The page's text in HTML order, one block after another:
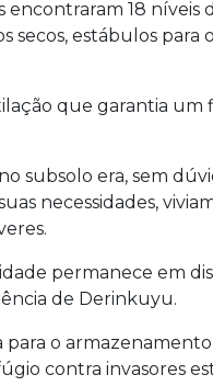
18 níveis
estábulos para
que garantia um
subsolo era, sem
necessidades,
permanece em
de Derinkuyu.
o
contra invasores